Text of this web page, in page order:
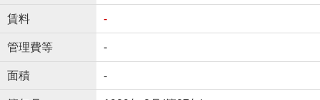
賃料 -
管理費等 -
面積 -